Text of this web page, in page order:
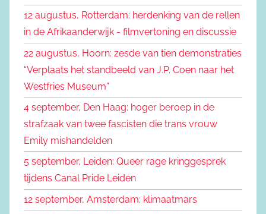
n
a
:
e
n
12 augustus, Rotterdam: herdenking van de rellen
in de Afrikaanderwijk - filmvertoning en discussie
22 augustus, Hoorn: zesde van tien demonstraties
“Verplaats het standbeeld van J.P. Coen naar het
Westfries Museum”
4 september, Den Haag: hoger beroep in de
strafzaak van twee fascisten die trans vrouw
Emily mishandelden
5 september, Leiden: Queer rage kringgesprek
tijdens Canal Pride Leiden
12 september, Amsterdam: klimaatmars